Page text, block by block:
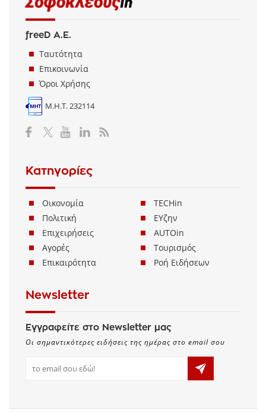
freeD Α.Ε.
Ταυτότητα
Επικοινωνία
Όροι Χρήσης
Μ.Η.Τ. 232114
Κατηγορίες
Οικονομία
Πολιτική
Επιχειρήσεις
Αγορές
Επικαιρότητα
TECHin
ΕΥζην
AUTOin
Τουρισμός
Ροή Ειδήσεων
Newsletter
Εγγραφείτε στο Newsletter μας
Οι σημαντικότερες ειδήσεις της ημέρας στο email σου